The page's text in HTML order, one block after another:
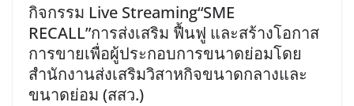
กิจกรรม Live Streaming“SME
RECALL”การส่งเสริม ฟื้นฟู และสร้างโอกาส
การขายเพื่อผู้ประกอบการขนาดย่อมโดย
สำนักงานส่งเสริมวิสาหกิจขนาดกลางและ
ขนาดย่อม (สสว.)